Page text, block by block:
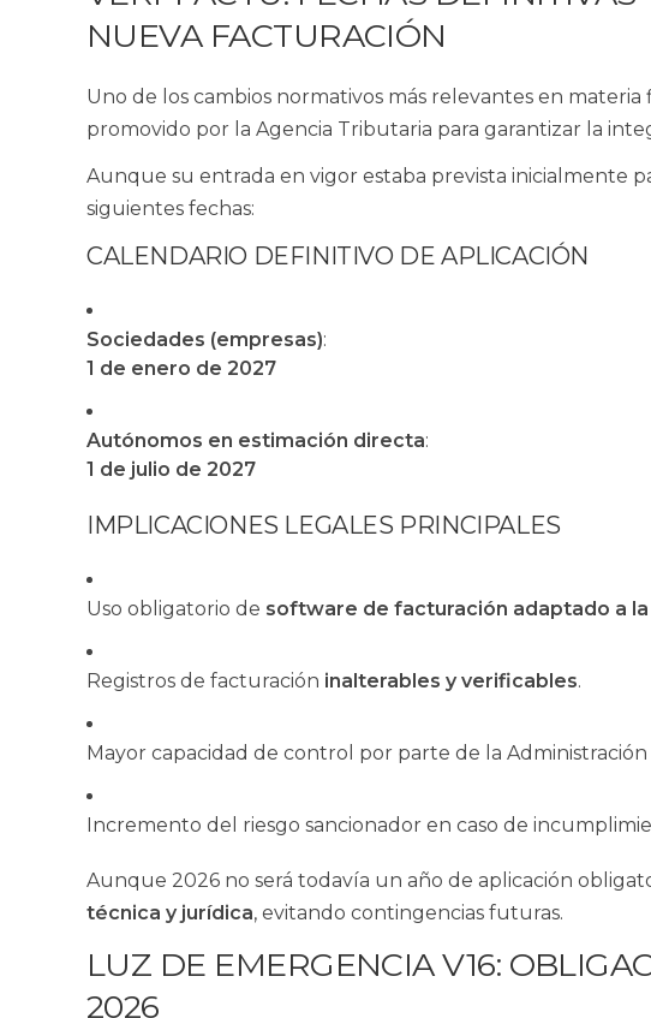
NUEVA FACTURACIÓN
Uno de los cambios normativos más relevantes en materia
promovido por la Agencia Tributaria para garantizar la
Aunque su entrada en vigor estaba prevista inicialmente
siguientes fechas:
CALENDARIO DEFINITIVO DE APLICACIÓN
Sociedades (empresas):
1 de enero de 2027
Autónomos en estimación directa:
1 de julio de 2027
IMPLICACIONES LEGALES PRINCIPALES
Uso obligatorio de software de facturación adaptado a
Registros de facturación inalterables y verificables.
Mayor capacidad de control por parte de la
Incremento del riesgo sancionador en caso de
Aunque 2026 no será todavía un año de aplicación
técnica y jurídica, evitando contingencias futuras.
LUZ DE EMERGENCIA V16:
2026